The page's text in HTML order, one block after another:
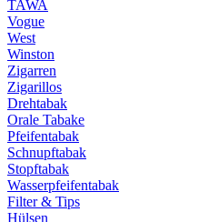
TAWA
Vogue
West
Winston
Zigarren
Zigarillos
Drehtabak
Orale Tabake
Pfeifentabak
Schnupftabak
Stopftabak
Wasserpfeifentabak
Filter & Tips
Hülsen